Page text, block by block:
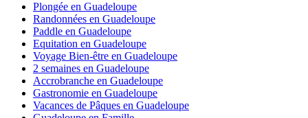
Plongée en Guadeloupe
Randonnées en Guadeloupe
Paddle en Guadeloupe
Equitation en Guadeloupe
Voyage Bien-être en Guadeloupe
2 semaines en Guadeloupe
Accrobranche en Guadeloupe
Gastronomie en Guadeloupe
Vacances de Pâques en Guadeloupe